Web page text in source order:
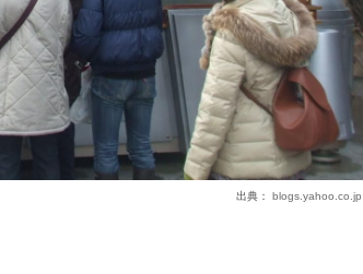
出典： blogs.yahoo.co.jp